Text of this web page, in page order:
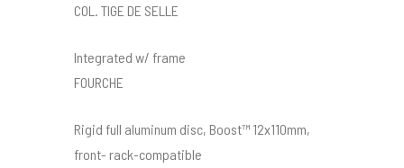
COL. TIGE DE SELLE
Integrated w/ frame
FOURCHE
Rigid full aluminum disc, Boost™ 12x110mm,
front- rack-compatible